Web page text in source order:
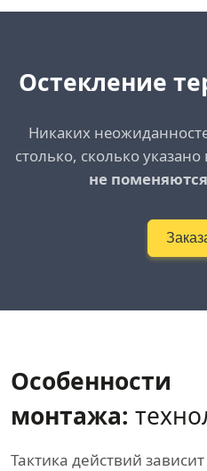
Остекление
Никаких
столько, сколько указано
не
Особенности
монтажа:
Тактика действий